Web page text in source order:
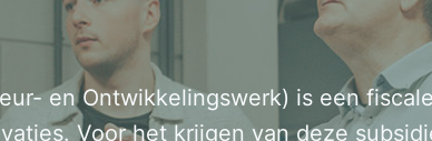
en Ontwikkelingswerk) is een
Voor het krijgen van deze